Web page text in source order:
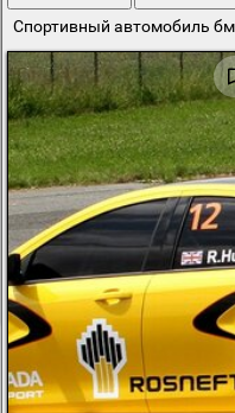
Спортивный автомобиль